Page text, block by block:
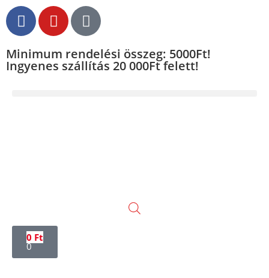
Minimum rendelési összeg: 5000Ft!
Ingyenes szállítás 20 000Ft felett!
0 Ft
0